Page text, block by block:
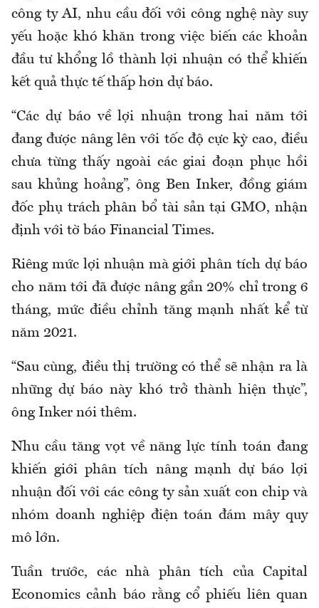
công ty AI, nhu cầu đối với công nghệ này suy
yếu hoặc khó khăn trong việc biến các khoản
đầu tư khổng lồ thành lợi nhuận có thể khiến
kết quả thực tế thấp hơn dự báo.
“Các dự báo về lợi nhuận trong hai năm tới
đang được nâng lên với tốc độ cực kỳ cao, điều
chưa từng thấy ngoài các giai đoạn phục hồi
sau khủng hoảng”, ông Ben Inker, đồng giám
đốc phụ trách phân bổ tài sản tại GMO, nhận
định với tờ báo Financial Times.
Riêng mức lợi nhuận mà giới phân tích dự báo
cho năm tới đã được nâng gần 20% chỉ trong 6
tháng, mức điều chỉnh tăng mạnh nhất kể từ
năm 2021.
“Sau cùng, điều thị trường có thể sẽ nhận ra là
những dự báo này khó trở thành hiện thực”,
ông Inker nói thêm.
Nhu cầu tăng vọt về năng lực tính toán đang
khiến giới phân tích nâng mạnh dự báo lợi
nhuận đối với các công ty sản xuất con chip và
nhóm doanh nghiệp điện toán đám mây quy
mô lớn.
Tuần trước, các nhà phân tích của Capital
Economics cảnh báo rằng cổ phiếu liên quan